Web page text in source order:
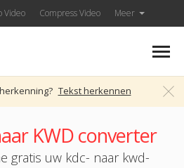
Video Compress Video Meer
Tekst herkennen
KWD converter
gratis uw kdc- naar kwd-